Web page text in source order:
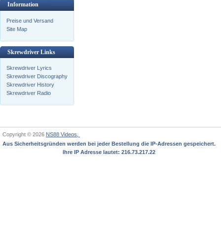
Information
Preise und Versand
Site Map
Skrewdriver Links
Skrewdriver Lyrics
Skrewdriver Discography
Skrewdriver History
Skrewdriver Radio
Copyright © 2026 NS88 Videos,
Aus Sicherheitsgründen werden bei jeder Bestellung die IP-Adressen gespeichert.
Ihre IP Adresse lautet: 216.73.217.22